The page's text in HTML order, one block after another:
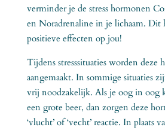
verminder je de stress hormonen
en Noradrenaline in je lichaam. Dit
positieve effecten op jou!
Tijdens stresssituaties worden deze
aangemaakt. In sommige situaties
vrij noodzakelijk. Als je oog in oog
een grote beer, dan zorgen deze
‘vlucht’ of ‘vecht’ reactie. In plaats